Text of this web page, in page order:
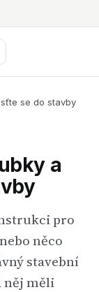
se do stavby
a
pro
něco
stavební
něj měli